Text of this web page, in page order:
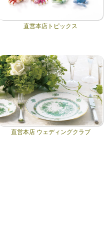
直営本店トピックス
直営本店 ウェディングクラブ